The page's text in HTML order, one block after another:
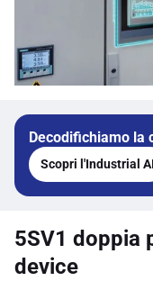
Decodifichiamo la
Scopri l'Industrial AI
5SV1 doppia
device